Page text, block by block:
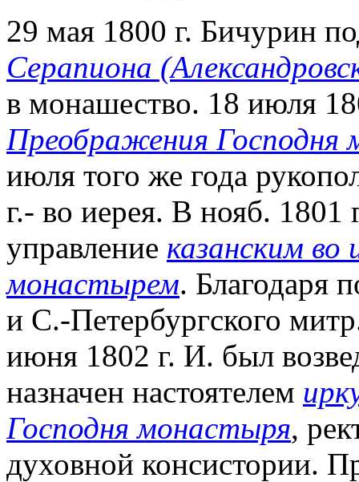
29 мая 1800 г. Бичурин
Серапиона
в монашество. 18 июля
Преображения Господня
июля того же года
г.- во иерея. В нояб.
управление казанским
монастырем. Благодаря
и С.-Петербургского
июня 1802 г. И. был
назначен настоятелем
Господня монастыря,
духовной консистории.